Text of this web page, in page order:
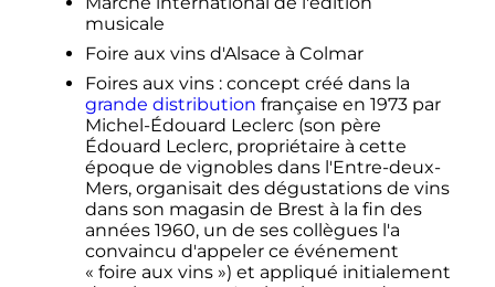
musicale
Foire aux vins d'Alsace à Colmar
Foires aux vins : concept créé dans la
grande distribution française en 1973 par
Michel-Édouard Leclerc (son père
Édouard Leclerc, propriétaire à cette
époque de vignobles dans l'Entre-deux-
Mers, organisait des dégustations de vins
dans son magasin de Brest à la fin des
années 1960, un de ses collègues l'a
convaincu d'appeler ce événement
« foire aux vins ») et appliqué initialement